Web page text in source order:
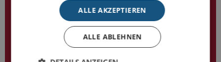
- Stilvoll & hochwertig
- Mit exklusiven Veredelungen
- Repräsentativ & außergewöhnlich
ALLE AKZEPTIEREN
ALLE ABLEHNEN